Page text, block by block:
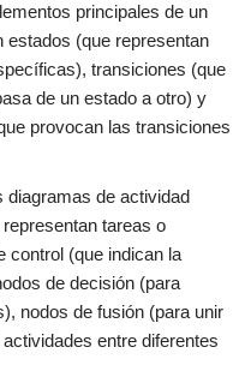
principales de un
estados (que representan
transiciones (que
de un estado a otro) y
provocan las transiciones
diagramas de actividad
tareas o
control (que indican la
de decisión (para
nodos de fusión (para unir
entre diferentes